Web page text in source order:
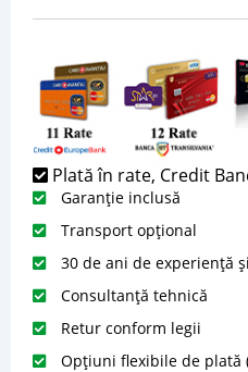
Plată în rate, Credit
Garanție inclusă
Transport opțional
30 de ani de experiență
Consultanță tehnică
Retur conform legii
Opțiuni flexibile de plată